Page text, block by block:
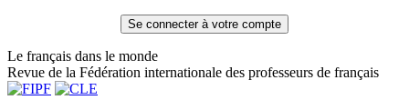
Le français dans le monde
Revue de la Fédération internationale des professeurs de français